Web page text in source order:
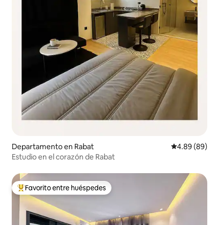
Departamento en Rabat Calificación
4.89 (89)
Estudio en el corazón de Rabat
De los mejores en Favorito entre huéspedes
Favorito entre huéspedes